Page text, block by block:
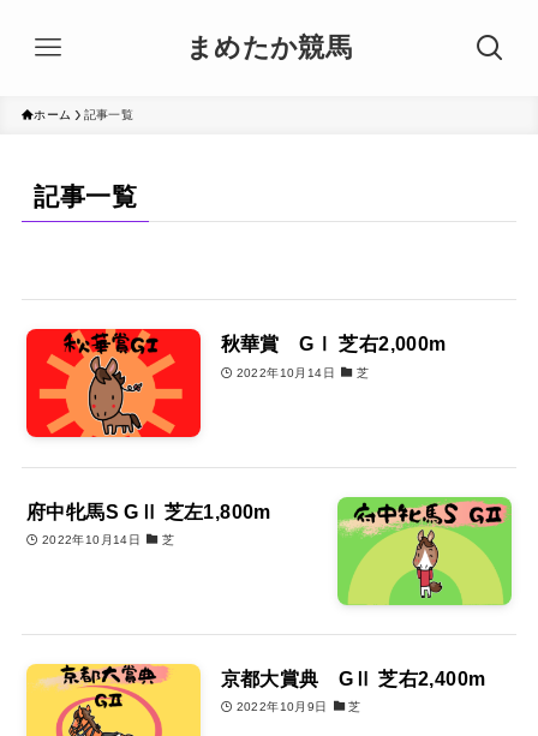
まめたか競馬
ホーム 記事一覧
記事一覧
秋華賞 GⅠ 芝右2,000m
2022年10月14日 芝
府中牝馬S GⅡ 芝左1,800m
2022年10月14日 芝
京都大賞典 GⅡ 芝右2,400m
2022年10月9日 芝